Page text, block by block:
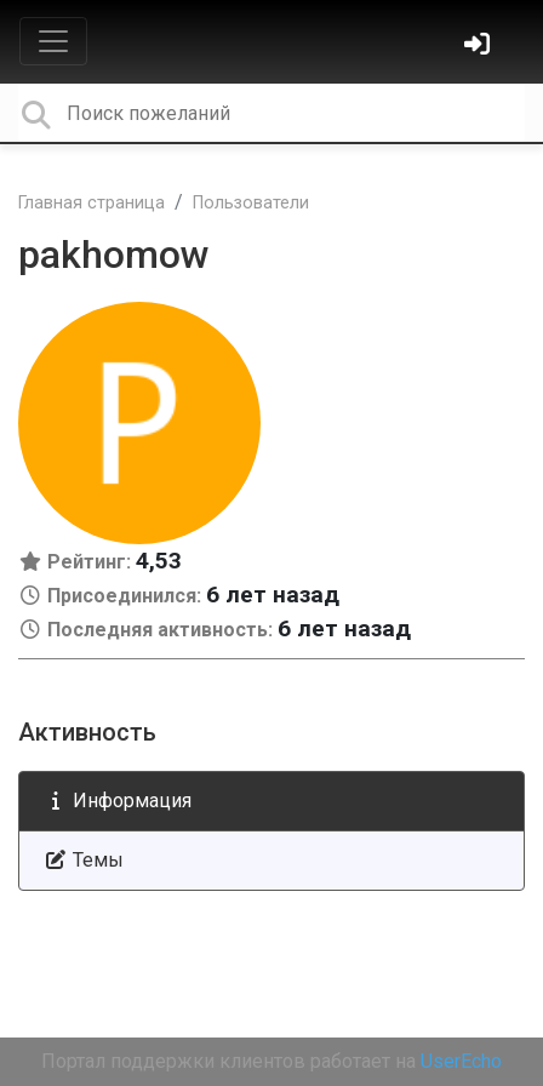
Главная страница Пользователи
pakhomow
Рейтинг: 4,53
Присоединился: 6 лет назад
Последняя активность: 6 лет назад
Активность
Информация
Темы
Портал поддержки клиентов работает на UserEcho